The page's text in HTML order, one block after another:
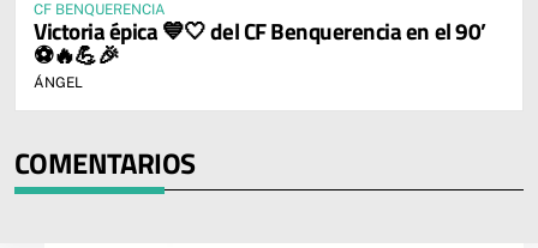
CF BENQUERENCIA
Victoria épica 💙🤍 del CF Benquerencia en el 90’
⚽🔥💪🎉
ÁNGEL
COMENTARIOS